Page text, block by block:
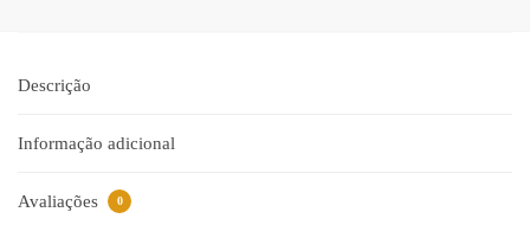
quantidade
Descrição
Informação adicional
Avaliações 0